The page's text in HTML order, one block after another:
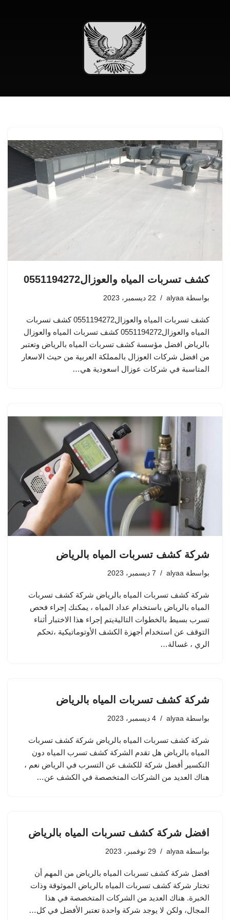
كشف تسربات المياه والعوزال0551194272
بواسطة alyaa 22 ديسمبر، 2023
كشف تسربات المياه والعوزال0551194272 كشف تسربات
المياه والعوزال0551194272 كشف تسربات المياه والعوزال
بالرياض افضل مؤسسة كشف تسربات المياه بالرياض وتعتبر
من افضل شركات العوزال بالمملكة العربية من حيث الاسعار
المتاسبة في شركات عوزال اسعودية هي…
شركة كشف تسربات المياه بالرياض
بواسطة alyaa 7 ديسمبر، 2023
شركة كشف تسربات المياه بالرياض شركة كشف تسربات
المياه بالرياض باستخدام عداد المياه ، يمكنك إجراء فحص
تسرب بسيط بالخطوات التاليةيتم إجراء هذا الاختبار أثناء
التوقف عن استخدام أجهزة الكشف الأوتوماتيكية ،تحكم
الري ، غسالة…
شركة كشف تسربات المياه بالرياض
بواسطة alyaa 4 ديسمبر، 2023
شركة كشف تسربات المياه بالرياض شركة كشف تسربات
المياه بالرياض هل تقدم الشركة كشف تسرب المياه دون
التكسير أفضل شركة للكشف عن التسرب في الرياض نعم ،
هناك العديد من الشركات المتخصصة في الكشف عن…
افضل شركة كشف تسربات المياه بالرياض
بواسطة alyaa 29 نوفمبر، 2023
افضل شركة كشف تسربات المياه بالرياض من المهم أن
تختار شركة كشف تسربات المياه بالرياض الموثوقة وذات
الخبرة. هناك العديد من الشركات المتخصصة في هذا
المجال، ولكن لا يوجد شركة واحدة تعتبر الأفضل في كل…